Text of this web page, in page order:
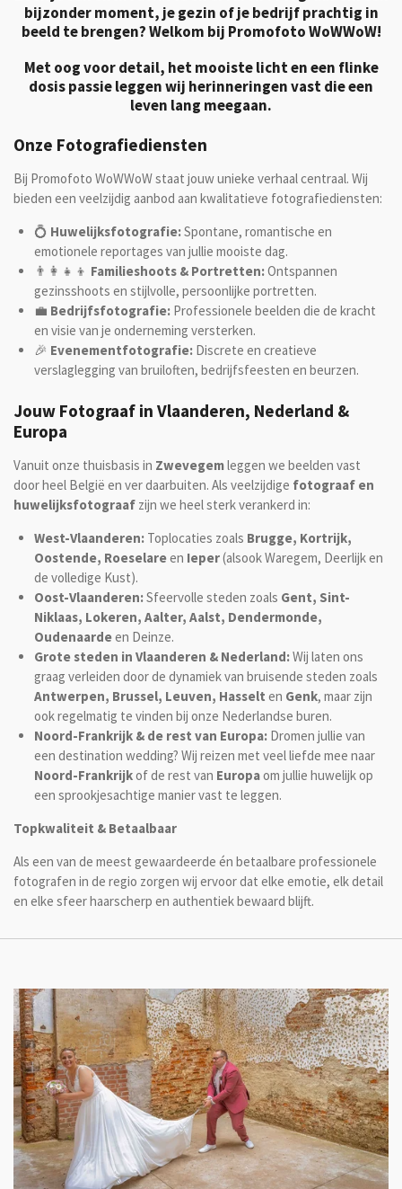
bijzonder moment, je gezin of je bedrijf prachtig in
beeld te brengen?Welkom bij Promofoto WoWWoW!
Met oog voor detail, het mooiste licht en een flinke
dosis passie leggen wij herinneringen vast die een
leven lang meegaan.
Onze Fotografiediensten
Bij Promofoto WoWWoW staat jouw unieke verhaal centraal. Wij
bieden een veelzijdig aanbod aan kwalitatieve fotografiediensten:
💍 Huwelijksfotografie:Spontane, romantische en
emotionele reportages van jullie mooiste dag.
👨‍👩‍👧‍👦 Familieshoots & Portretten:Ontspannen
gezinsshoots en stijlvolle, persoonlijke portretten.
💼 Bedrijfsfotografie:Professionele beelden die de kracht
en visie van je onderneming versterken.
🎉 Evenementfotografie:Discrete en creatieve
verslaglegging van bruiloften, bedrijfsfeesten en beurzen.
Jouw Fotograaf in Vlaanderen, Nederland &
Europa
Vanuit onze thuisbasis in Zwevegemleggen we beelden vast
door heel België en ver daarbuiten. Als veelzijdige fotograaf en
huwelijksfotograaf zijn we heel sterk verankerd in:
West-Vlaanderen:Toplocaties zoals Brugge, Kortrijk,
Oostende, Roeselareen Ieper(alsook Waregem, Deerlijk en
de volledige Kust).
Oost-Vlaanderen:Sfeervolle steden zoals Gent, Sint-
Niklaas, Lokeren, Aalter, Aalst, Dendermonde,
Oudenaardeen Deinze.
Grote steden in Vlaanderen & Nederland:Wij laten ons
graag verleiden door de dynamiek van bruisende steden zoals
Antwerpen, Brussel, Leuven, Hasselt en Genk, maar zijn
ook regelmatig te vinden bij onze Nederlandse buren.
Noord-Frankrijk & de rest van Europa:Dromen jullie van
een destination wedding? Wij reizen met veel liefde mee naar
Noord-Frankrijkof de rest van Europaom jullie huwelijk op
een sprookjesachtige manier vast te leggen.
Topkwaliteit & Betaalbaar
Als een van de meest gewaardeerde én betaalbare professionele
fotografen in de regio zorgen wij ervoor dat elke emotie, elk detail
en elke sfeer haarscherp en authentiek bewaard blijft.